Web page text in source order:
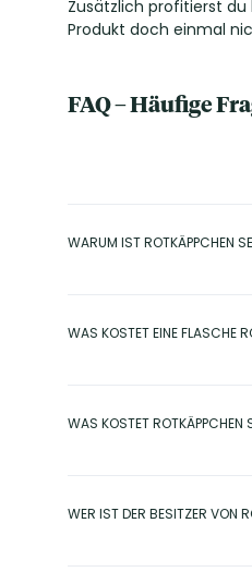
Zusätzlich profitierst du
Produkt doch einmal
FAQ – Häufige
WARUM IST ROTKÄPPCHEN
Abstriche zu machen.
WAS KOSTET EINE FLASCHE
WAS KOSTET ROTKÄPPCHEN
WER IST DER BESITZER VON